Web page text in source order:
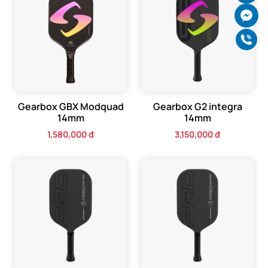
Thông số kỹ thuật Vợt Gearbox G2
Gearbox GBX Modquad
14mm
1,580,000 đ
Gearbox G2 integra
14mm
3,150,000 đ